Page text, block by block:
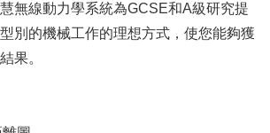
無線動力學系統為GCSE和A級研究提
別的機械工作的理想方式，使您能夠獲
果。